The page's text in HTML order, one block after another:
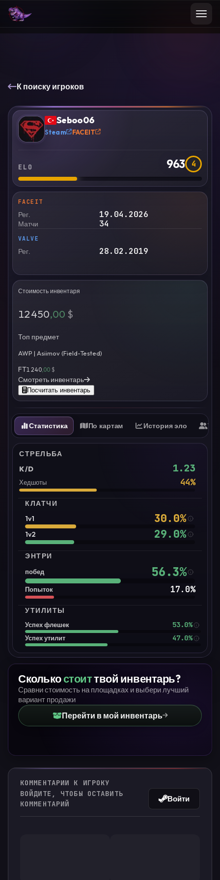
К поиску игроков
? Seboo06
Steam FACEIT
ELO 963 4
FACEIT
Рег. 19.04.2026
Матчи 34
VALVE
Рег. 28.02.2019
Стоимость инвентаря
12 450,00 $
Топ предмет
AWP | Asiimov (Field-Tested)
FT1 240,00 $
Смотреть инвентарь
Посчитать инвентарь
Статистика По картам История эло
СТРЕЛЬБА
K/D
1.23
Хедшоты 44%
КЛАТЧИ
1v1
30.0%
1v2 29.0%
ЭНТРИ
побед 56.3%
Попыток 17.0%
УТИЛИТЫ
Успех флешек 53.0%
Успех утилит 47.0%
Сколькостоиттвой инвентарь?
Сравни стоимость на площадках и выбери лучший
вариант продажи
Перейти в мой инвентарь
КОММЕНТАРИИ К ИГРОКУ
ВОЙДИТЕ, ЧТОБЫ ОСТАВИТЬ
КОММЕНТАРИЙ
Войти